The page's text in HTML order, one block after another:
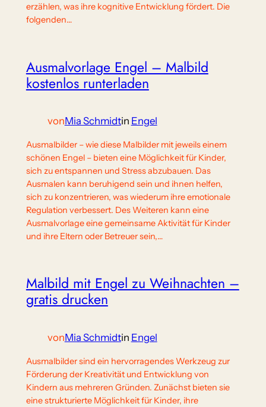
erzählen, was ihre kognitive Entwicklung fördert. Die
folgenden…
Ausmalvorlage Engel – Malbild
kostenlos runterladen
vonMia Schmidtin Engel
Ausmalbilder – wie diese Malbilder mit jeweils einem
schönen Engel – bieten eine Möglichkeit für Kinder,
sich zu entspannen und Stress abzubauen. Das
Ausmalen kann beruhigend sein und ihnen helfen,
sich zu konzentrieren, was wiederum ihre emotionale
Regulation verbessert. Des Weiteren kann eine
Ausmalvorlage eine gemeinsame Aktivität für Kinder
und ihre Eltern oder Betreuer sein,…
Malbild mit Engel zu Weihnachten –
gratis drucken
vonMia Schmidtin Engel
Ausmalbilder sind ein hervorragendes Werkzeug zur
Förderung der Kreativität und Entwicklung von
Kindern aus mehreren Gründen. Zunächst bieten sie
eine strukturierte Möglichkeit für Kinder, ihre